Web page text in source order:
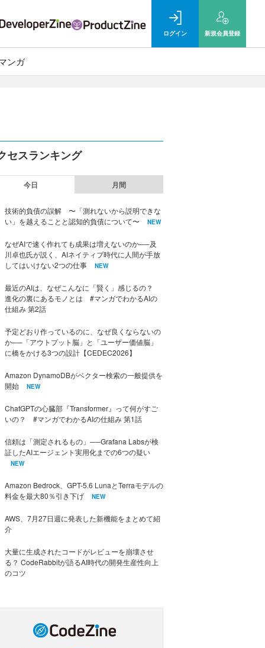
ログイン 新規会員登録
ンガ
セスランキング
今日 月間
技術的負債の誤解 〜「測れないから説明できな
い」を越えることと認知的負債について〜
NEW
なぜAIで速く作れても成果は増えないのか──及
川卓也氏が説く、AIネイティブ時代に人間が手放
してはいけない2つの仕事
NEW
最近のAIは、なぜこんなに「賢く」感じるの？
進化の裏にあるモノとは #マンガでわかるAIの
仕組み 第2話
予定どおり作っているのに、なぜ良くならないの
か──「アウトプット脳」と「ユーザー価値脳」
に橋をかける3つの設計【CEDEC2026】
Amazon DynamoDBがベクター検索の一般提供を
開始
NEW
ChatGPTの心臓部『Transformer』って何がすご
いの？ #マンガでわかるAIの仕組み 第1話
信頼は「測定されるもの」──Grafana Labsが検
証したAIエージェント実用化までの6つの疑い
NEW
Amazon Bedrock、GPT-5.6 LunaとTerraモデルの
料金を最大80％引き下げ
NEW
AWS、7月27日週に発表した新機能をまとめて紹
介
大量に生成されたコードがレビューを崩壊させ
る？ CodeRabbitが語るAI時代の開発生産性向上
のコツ